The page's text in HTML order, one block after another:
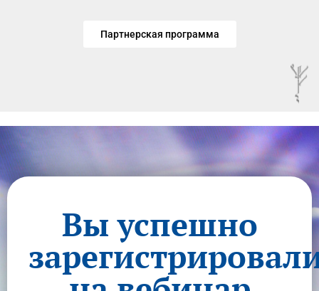
Партнерская программа
Вы успешно